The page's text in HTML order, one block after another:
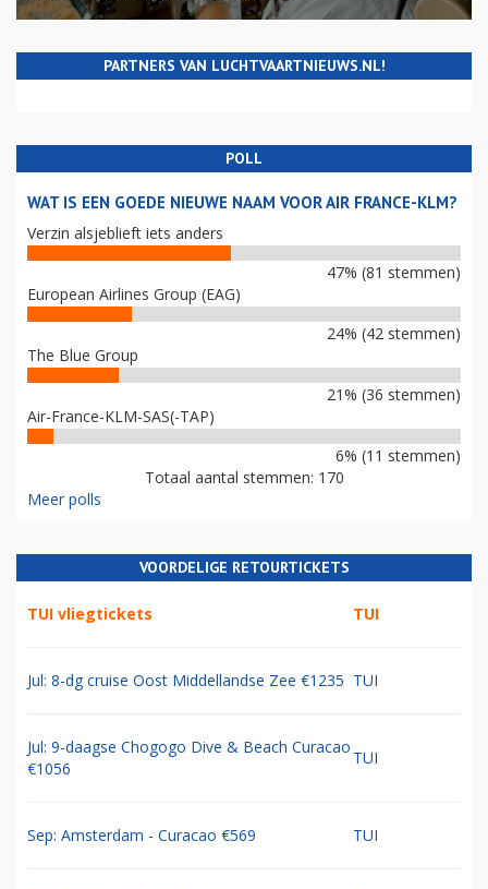
PARTNERS VAN LUCHTVAARTNIEUWS.NL!
POLL
WAT IS EEN GOEDE NIEUWE NAAM VOOR AIR FRANCE-KLM?
Verzin alsjeblieft iets anders
47% (81 stemmen)
European Airlines Group (EAG)
24% (42 stemmen)
The Blue Group
21% (36 stemmen)
Air-France-KLM-SAS(-TAP)
6% (11 stemmen)
Totaal aantal stemmen: 170
Meer polls
VOORDELIGE RETOURTICKETS
TUI vliegtickets TUI
Jul: 8-dg cruise Oost Middellandse Zee €1235 TUI
Jul: 9-daagse Chogogo Dive & Beach Curacao
€1056
TUI
Sep: Amsterdam - Curacao €569 TUI